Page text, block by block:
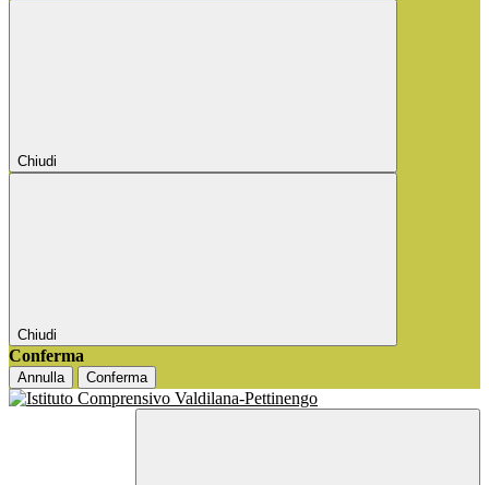
Chiudi
Chiudi
Conferma
Annulla Conferma